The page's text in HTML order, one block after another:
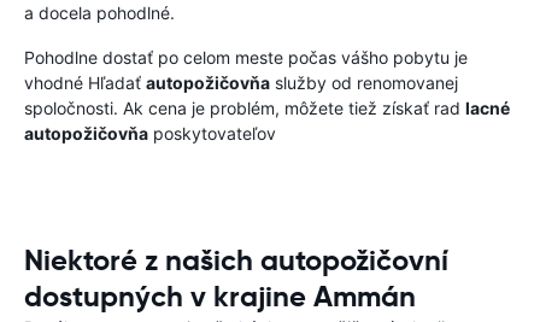
a docela pohodlné.
Pohodlne dostať po celom meste počas vášho pobytu je
vhodné Hľadať autopožičovňa služby od renomovanej
spoločnosti. Ak cena je problém, môžete tiež získať rad lacné
autopožičovňa poskytovateľov
Niektoré z našich autopožičovní
dostupných v krajine Ammán